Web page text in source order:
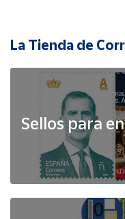
La Tienda de
Sellos para